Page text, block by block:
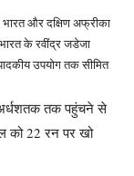
भारत और दक्षिण अफ्रीका
के रवींद्र जडेजा
उपयोग तक सीमित
तक पहुंचने से
को 22 रन पर खो